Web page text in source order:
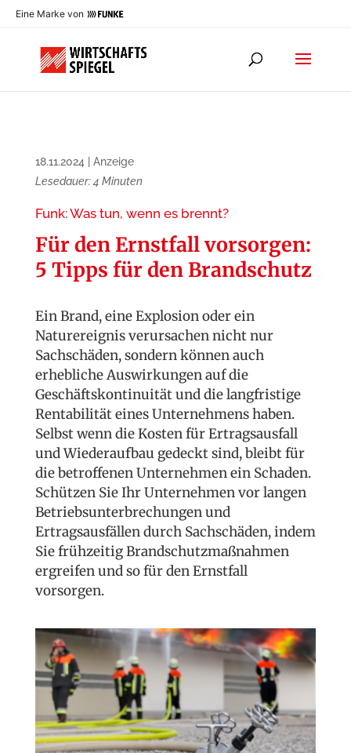
Eine Marke von
18.11.2024
Anzeige
Lesedauer: 4 Minuten
Funk: Was tun, wenn es brennt?
Für den Ernstfall vorsorgen:
5 Tipps für den Brandschutz
Ein Brand, eine Explosion oder ein
Naturereignis verursachen nicht nur
Sachschäden, sondern können auch
erhebliche Auswirkungen auf die
Geschäftskontinuität und die langfristige
Rentabilität eines Unternehmens haben.
Selbst wenn die Kosten für Ertragsausfall
und Wiederaufbau gedeckt sind, bleibt für
die betroffenen Unternehmen ein Schaden.
Schützen Sie Ihr Unternehmen vor langen
Betriebsunterbrechungen und
Ertragsausfällen durch Sachschäden, indem
Sie frühzeitig Brandschutzmaßnahmen
ergreifen und so für den Ernstfall
vorsorgen.